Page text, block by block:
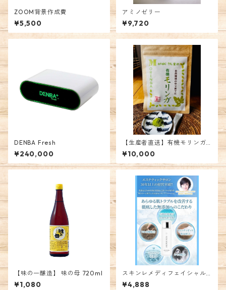
ZOOM背景作成費
¥5,500
アミノゼリー
¥9,720
DENBA Fresh
¥240,000
【生産者直送】有機モリンガ
パウダー
¥10,000
【味の一醸造】 味の母 720ml
¥1,080
スキンレメディフェイシャル
ローション
¥4,888